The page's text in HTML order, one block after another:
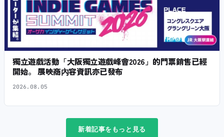
獨立遊戲活動「大阪獨立遊戲峰會2026」的門票銷售已經
開始。 展映商內容資訊亦已發布
2026.08.05
新着記事をもっと見る